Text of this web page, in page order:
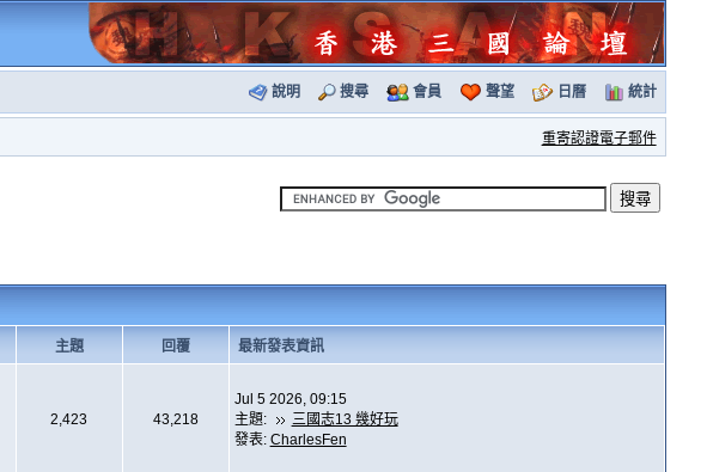
說明 搜尋 會員 聲望 日曆 統計
重寄認證電子郵件
主題 回覆 最新發表資訊
2,423 43,218
Jul 5 2026, 09:15
主題:
三國志13 幾好玩
發表: CharlesFen